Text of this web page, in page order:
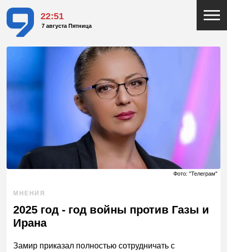
22:51
7 августа Пятница
Фото: "Телеграм"
МНЕНИЯ
2025 год - год войны против Газы и
Ирана
Замир приказал полностью сотрудничать с